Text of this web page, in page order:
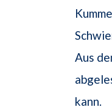
Aus
kann.